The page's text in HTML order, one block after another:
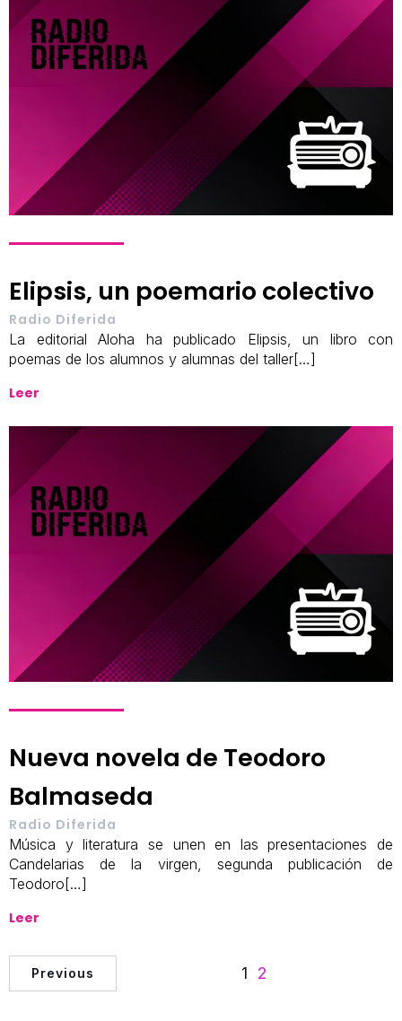
Elipsis, un poemario colectivo
Radio Diferida
La editorial Aloha ha publicado Elipsis, un libro con
poemas de los alumnos y alumnas del taller[…]
Leer
Nueva novela de Teodoro
Balmaseda
Radio Diferida
Música y literatura se unen en las presentaciones de
Candelarias de la virgen, segunda publicación de
Teodoro[…]
Leer
Previous 1 2